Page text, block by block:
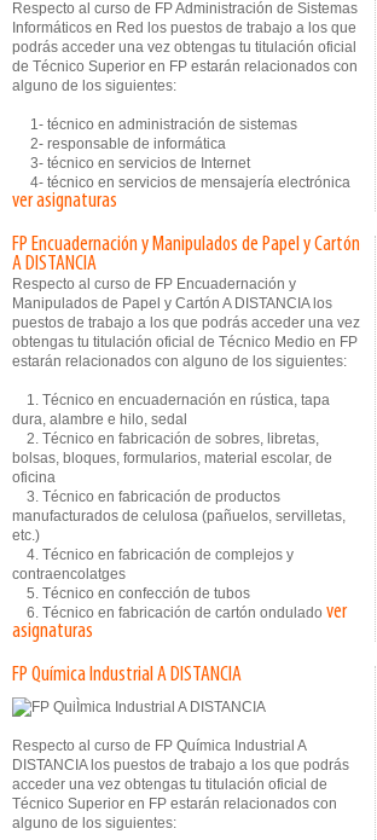
Respecto al curso de FP Administración de Sistemas
Informáticos en Red los puestos de trabajo a los que
podrás acceder una vez obtengas tu titulación oficial
de Técnico Superior en FP estarán relacionados con
alguno de los siguientes:
1- técnico en administración de sistemas
2- responsable de informática
3- técnico en servicios de Internet
4- técnico en servicios de mensajería electrónica
ver asignaturas
FP Encuadernación y Manipulados de Papel y Cartón
A DISTANCIA
Respecto al curso de FP Encuadernación y
Manipulados de Papel y Cartón A DISTANCIA los
puestos de trabajo a los que podrás acceder una vez
obtengas tu titulación oficial de Técnico Medio en FP
estarán relacionados con alguno de los siguientes:
1. Técnico en encuadernación en rústica, tapa
dura, alambre e hilo, sedal
2. Técnico en fabricación de sobres, libretas,
bolsas, bloques, formularios, material escolar, de
oficina
3. Técnico en fabricación de productos
manufacturados de celulosa (pañuelos, servilletas,
etc.)
4. Técnico en fabricación de complejos y
contraencolatges
5. Técnico en confección de tubos
6. Técnico en fabricación de cartón ondulado ver
asignaturas
FP Química Industrial A DISTANCIA
Respecto al curso de FP Química Industrial A
DISTANCIA los puestos de trabajo a los que podrás
acceder una vez obtengas tu titulación oficial de
Técnico Superior en FP estarán relacionados con
alguno de los siguientes: